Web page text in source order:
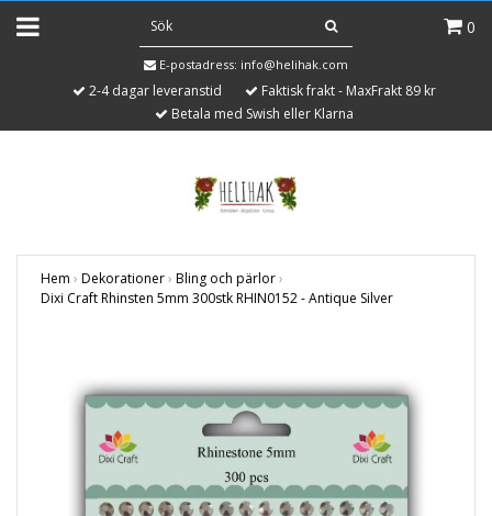
0
E-postadress: info@helihak.com
2-4 dagar leveranstid
Faktisk frakt - MaxFrakt 89 kr
Betala med Swish eller Klarna
Hem › Dekorationer› Bling och pärlor›
Dixi Craft Rhinsten 5mm 300stk RHIN0152 - Antique Silver